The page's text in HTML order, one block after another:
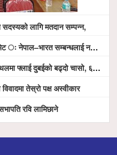
सदस्यको लागि मतदान सम्पन्न,
नयाँ उचाइमा पु¥याउने साझा प्रतिबद्धता
६ घण्टा लामो प्राविधिक निरीक्षणपछि दैनिक उडानको ढोका खुल्दै
तेस्रो पक्ष अस्वीकार
रवि लामिछाने